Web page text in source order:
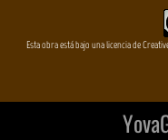
Esta obra está bajo una licencia de